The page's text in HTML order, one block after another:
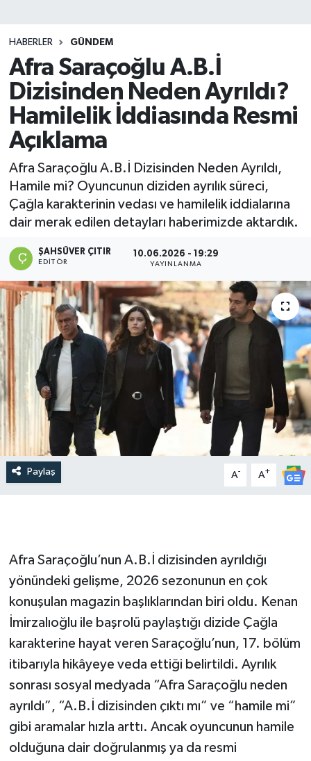
HABERLER GÜNDEM
Afra Saraçoğlu A.B.İ
Dizisinden Neden Ayrıldı?
Hamilelik İddiasında Resmi
Açıklama
Afra Saraçoğlu A.B.İ Dizisinden Neden Ayrıldı,
Hamile mi? Oyuncunun diziden ayrılık süreci,
Çağla karakterinin vedası ve hamilelik iddialarına
dair merak edilen detayları haberimizde aktardık.
ŞAHSÜVER ÇITIR
EDITÖR
10.06.2026 - 19:29
YAYINLANMA
Paylaş A- A+
Afra Saraçoğlu’nun A.B.İ dizisinden ayrıldığı
yönündeki gelişme, 2026 sezonunun en çok
konuşulan magazin başlıklarından biri oldu. Kenan
İmirzalıoğlu ile başrolü paylaştığı dizide Çağla
karakterine hayat veren Saraçoğlu’nun, 17. bölüm
itibarıyla hikâyeye veda ettiği belirtildi. Ayrılık
sonrası sosyal medyada “Afra Saraçoğlu neden
ayrıldı”, “A.B.İ dizisinden çıktı mı” ve “hamile mi”
gibi aramalar hızla arttı. Ancak oyuncunun hamile
olduğuna dair doğrulanmış ya da resmi
DÜZCE
EREĞLİ
GÖKÇEBEY
KARABÜK
KASTAMONU